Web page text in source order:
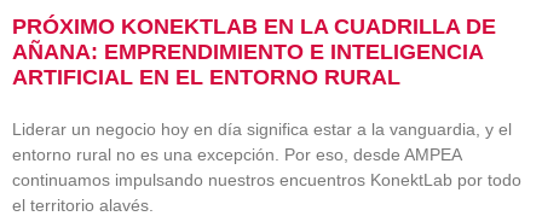
PRÓXIMO KONEKTLAB EN LA CUADRILLA DE
AÑANA: EMPRENDIMIENTO E INTELIGENCIA
ARTIFICIAL EN EL ENTORNO RURAL
Liderar un negocio hoy en día significa estar a la vanguardia, y el
entorno rural no es una excepción. Por eso, desde AMPEA
continuamos impulsando nuestros encuentros KonektLab por todo
el territorio alavés.